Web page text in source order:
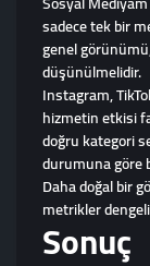
sadece tek bir
genel
düşünülmelidir.
Instagram,
hizmetin etkisi
doğru kategori
durumuna göre
Daha doğal bir
metrikler
Sonuç